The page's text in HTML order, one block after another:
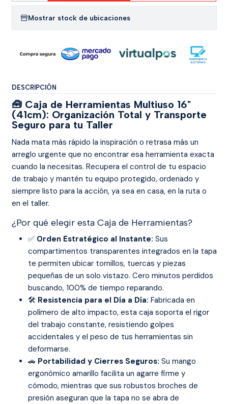
Mostrar stock de ubicaciones
DESCRIPCIÓN
🧰 Caja de Herramientas Multiuso 16"
(41cm): Organización Total y Transporte
Seguro para tu Taller
Nada mata más rápido la inspiración o retrasa más un
arreglo urgente que no encontrar esa herramienta exacta
cuando la necesitas. Recupera el control de tu espacio
de trabajo y mantén tu equipo protegido, ordenado y
siempre listo para la acción, ya sea en casa, en la ruta o
en el taller.
¿Por qué elegir esta Caja de Herramientas?
✅ Orden Estratégico al Instante: Sus
compartimentos transparentes integrados en la tapa
te permiten ubicar tornillos, tuercas y piezas
pequeñas de un solo vistazo. Cero minutos perdidos
buscando, 100% de tiempo reparando.
🛠️ Resistencia para el Día a Día: Fabricada en
polímero de alto impacto, esta caja soporta el rigor
del trabajo constante, resistiendo golpes
accidentales y el peso de tus herramientas sin
deformarse.
🚗 Portabilidad y Cierres Seguros: Su mango
ergonómico amarillo facilita un agarre firme y
cómodo, mientras que sus robustos broches de
presión aseguran que la tapa no se abra de